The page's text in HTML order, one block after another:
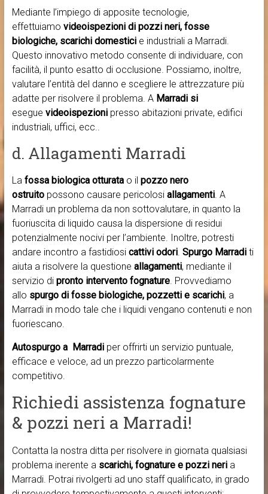
Mediante l’impiego di apposite tecnologie,
effettuiamo videoispezioni di pozzi neri, fosse
biologiche, scarichi domesticie industriali a Marradi.
Questo innovativo metodo consente di individuare, con
facilità, il punto esatto di occlusione. Possiamo, inoltre,
valutare l’entità del danno e scegliere le attrezzature più
adatte per risolvere il problema. A Marradi si
esegue videoispezionipresso abitazioni private, edifici
industriali, uffici, ecc..
d. Allagamenti Marradi
La fossa biologica otturatao il pozzo nero
ostruitopossono causare pericolosi allagamenti. A
Marradi un problema da non sottovalutare, in quanto la
fuoriuscita di liquido causa la dispersione di residui
potenzialmente nocivi per l’ambiente. Inoltre, potresti
andare incontro a fastidiosi cattivi odori. Spurgo Marradi ti
aiuta a risolvere la questione allagamenti, mediante il
servizio di pronto intervento fognature. Provvediamo
allo spurgo di fosse biologiche, pozzetti e scarichi, a
Marradi in modo tale che i liquidi vengano contenuti e non
fuoriescano.
Autospurgo a Marradi per offrirti un servizio puntuale,
efficace e veloce, ad un prezzo particolarmente
competitivo.
Richiedi assistenza fognature
& pozzi neri a Marradi!
Contatta la nostra ditta per risolvere in giornata qualsiasi
problema inerente a scarichi, fognature e pozzi neria
Marradi. Potrai rivolgerti ad uno staff qualificato, in grado